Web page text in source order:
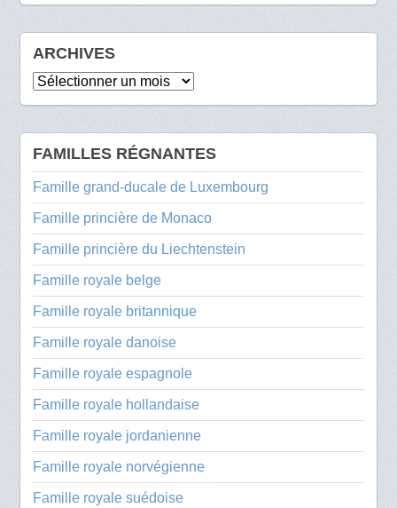
ARCHIVES
Archives
FAMILLES RÉGNANTES
Famille grand-ducale de Luxembourg
Famille princière de Monaco
Famille princière du Liechtenstein
Famille royale belge
Famille royale britannique
Famille royale danoise
Famille royale espagnole
Famille royale hollandaise
Famille royale jordanienne
Famille royale norvégienne
Famille royale suédoise